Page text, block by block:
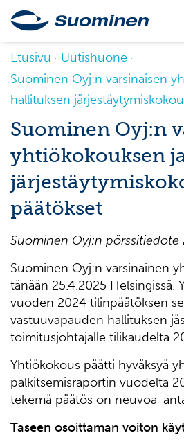
Etusivu
Uutishuone
Suominen Oyj:n varsinaisen
hallituksen
Suominen Oyj:n
yhtiökokouksen
päätökset
Suominen Oyj:n pörssitiedote
Suominen Oyj:n varsinainen
tänään 25.4.2025 Helsingissä.
vuoden 2024 tilinpäätöksen
vastuuvapauden hallituksen
toimitusjohtajalle tilikaudelta
Yhtiökokous päätti hyväksyä
palkitsemisraportin vuodelta
tekemä päätös on neuvoa-
Taseen osoittaman voiton